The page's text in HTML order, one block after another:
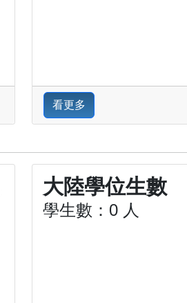
看更多
大陸學位生數
學生數：0 人